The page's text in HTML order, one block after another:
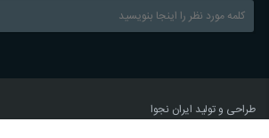
طراحی و تولید ایران نجوا